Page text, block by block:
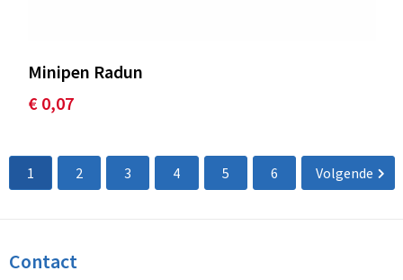
Minipen Radun
€ 0,07
1 2 3 4 5 6 Volgende
Contact